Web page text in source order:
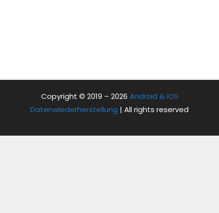
Copyright © 2019 – 2026 Android & iOS
Datenwiederherstellung | All rights reserved